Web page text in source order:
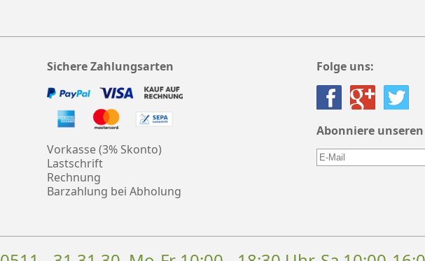
Sichere Zahlungsarten
Vorkasse (3% Skonto)
Lastschrift
Rechnung
Barzahlung bei Abholung
Folge uns:
Abonniere